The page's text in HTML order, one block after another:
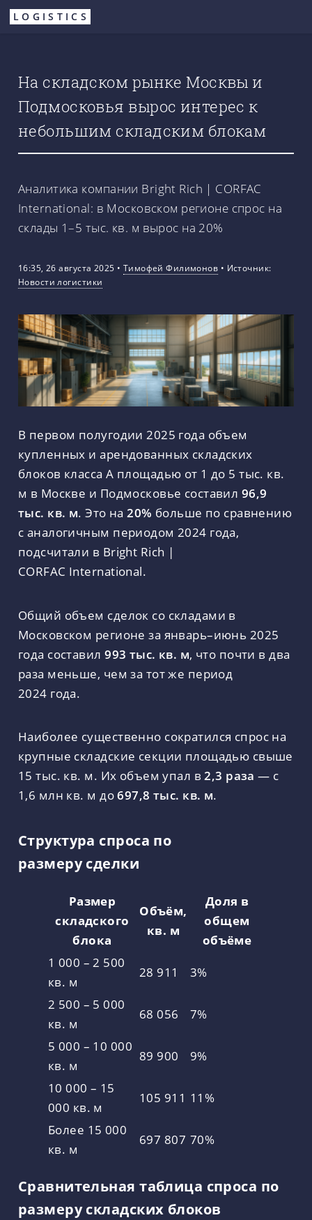
Перейти
LOGISTICS
На складском рынке Москвы и
Подмосковья вырос интерес к
небольшим складским блокам
Аналитика компании Bright Rich | CORFAC
International: в Московском регионе спрос на
склады 1–5 тыс. кв. м вырос на 20%
16:35, 26 августа 2025 • Тимофей Филимонов • Источник:
Новости логистики
В первом полугодии 2025 года объем
купленных и арендованных складских
блоков класса А площадью от 1 до 5 тыс. кв.
м в Москве и Подмосковье составил 96,9
тыс. кв. м. Это на20% больше по сравнению
с аналогичным периодом 2024 года,
подсчитали в Bright Rich |
CORFAC International.
Общий объем сделок со складами в
Московском регионе за январь–июнь 2025
года составил993 тыс. кв. м, что почти в два
раза меньше, чем за тот же период
2024 года.
Наиболее существенно сократился спрос на
крупные складские секции площадью свыше
15 тыс. кв. м. Их объем упал в2,3 раза — с
1,6 млн кв. м до697,8 тыс. кв. м.
Структура спроса по
размеру сделки
Размер
складского
блока
Объём,
кв. м
Доля в
общем
объёме
1 000 – 2 500
кв. м
28 911
3%
2 500 – 5 000
кв. м
68 056
7%
5 000 – 10 000
кв. м
89 900
9%
10 000 – 15
000 кв. м
105 911 11%
Более 15 000
кв. м
697 807 70%
Сравнительная таблица спроса по
размеру складских блоков